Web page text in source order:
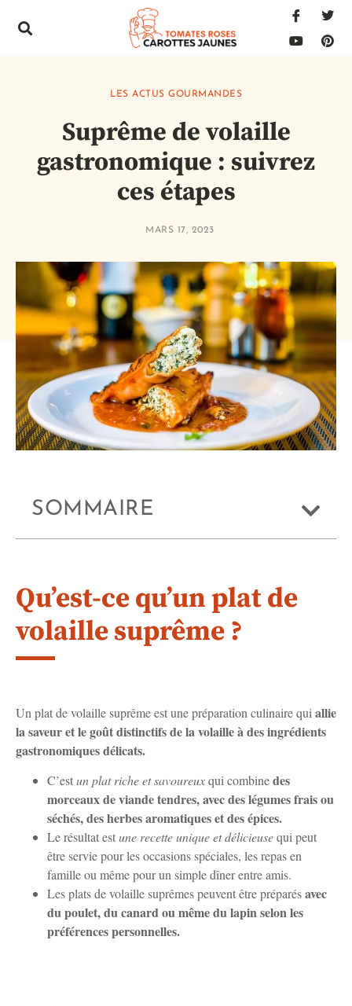
LES ACTUS GOURMANDES
Suprême de volaille
gastronomique : suivrez
ces étapes
MARS 17, 2023
SOMMAIRE
Qu’est-ce qu’un plat de
volaille suprême ?
Un plat de volaille suprême est une préparation culinaire qui allie
la saveur et le goût distinctifs de la volaille à des ingrédients
gastronomiques délicats.
C’estun plat riche et savoureuxqui combinedes
morceaux de viande tendres, avec des légumes frais ou
séchés, des herbes aromatiques et des épices.
Le résultat estune recette unique et délicieusequi peut
être servie pour les occasions spéciales, les repas en
famille ou même pour un simple dîner entre amis.
Les plats de volaille suprêmes peuvent être préparésavec
du poulet, du canard ou même du lapin selon les
préférences personnelles.